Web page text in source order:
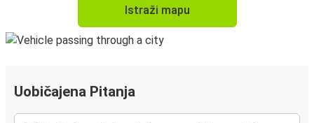
Istraži mapu
Uobičajena Pitanja